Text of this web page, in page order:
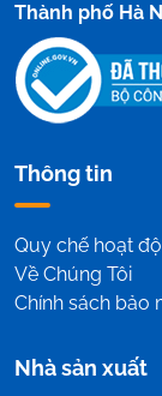
Thành phố Hà
Thông tin
Quy chế hoạt
Về Chúng Tôi
Chính sách bảo
Nhà sản xuất